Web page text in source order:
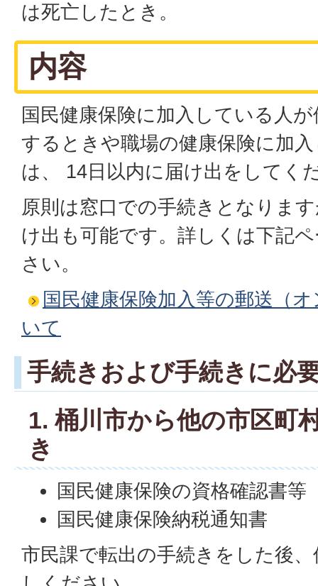
は死亡したとき。
内容
国民健康保険に加入している人
するときや職場の健康保険に加
は、 14日以内に届け出をしてく
原則は窓口での手続きとなりま
け出も可能です。詳しくは下記
さい。
国民健康保険加入等の郵送（
いて
手続きおよび手続きに必
1. 桶川市から他の市区町
き
国民健康保険の資格確認書等
国民健康保険納税通知書
市民課で転出の手続きをした後